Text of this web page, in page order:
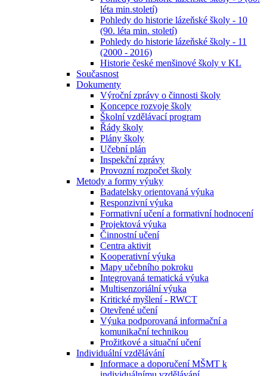
léta min.století)
Pohledy do historie lázeňské školy - 10
(90. léta min. století)
Pohledy do historie lázeňské školy - 11
(2000 - 2016)
Historie české menšinové školy v KL
Současnost
Dokumenty
Výroční zprávy o činnosti školy
Koncepce rozvoje školy
Školní vzdělávací program
Řády školy
Plány školy
Učební plán
Inspekční zprávy
Provozní rozpočet školy
Metody a formy výuky
Badatelsky orientovaná výuka
Responzivní výuka
Formativní učení a formativní hodnocení
Projektová výuka
Činnostní učení
Centra aktivit
Kooperativní výuka
Mapy učebního pokroku
Integrovaná tematická výuka
Multisenzoriální výuka
Kritické myšlení - RWCT
Otevřené učení
Výuka podporovaná informační a
komunikační technikou
Prožitkové a situační učení
Individuální vzdělávání
Informace a doporučení MŠMT k